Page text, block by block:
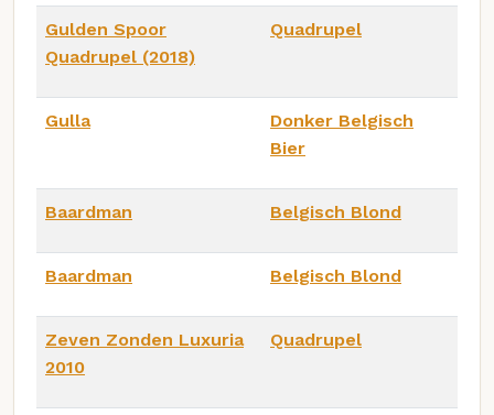
Gulden Spoor
Quadrupel (2018)
Quadrupel
Gulla
Donker Belgisch
Bier
Baardman Belgisch Blond
Baardman Belgisch Blond
Zeven Zonden Luxuria
2010
Quadrupel